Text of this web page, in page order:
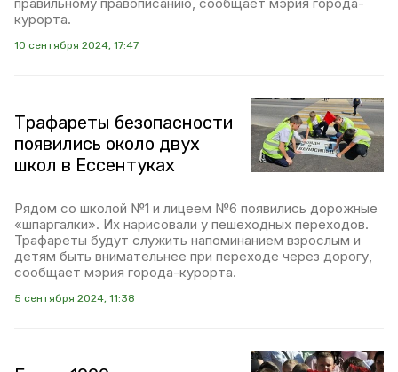
курорта.
10 сентября 2024, 17:47
Трафареты безопасности
появились около двух
школ в Ессентуках
Рядом со школой №1 и лицеем №6 появились дорожные
«шпаргалки». Их нарисовали у пешеходных переходов.
Трафареты будут служить напоминанием взрослым и
детям быть внимательнее при переходе через дорогу,
сообщает мэрия города-курорта.
5 сентября 2024, 11:38